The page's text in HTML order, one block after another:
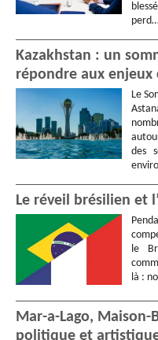
perd…
Kazakhstan : un
répondre aux
Le
des
Le réveil brésilien et
le
là :
Mar-a-Lago, Maison-
politique et